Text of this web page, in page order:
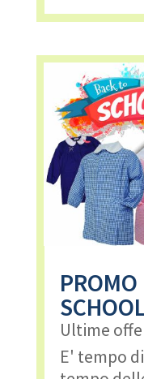
Ultime
E' tempo